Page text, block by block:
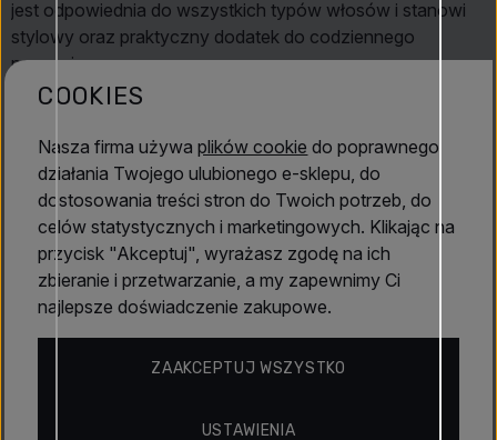
jest odpowiednia do wszystkich typów włosów i stanowi
stylowy oraz praktyczny dodatek do codziennego
noszenia.
Właściwości
Gumka do włosóww designieRodeo Grunge.
Opakowanie zawiera 4 sztuki.
Elastyczny materiał dla wygodnego noszenia.
Pomaga ograniczyć ciągnięcie i łamanie włosów.
Odpowiednia do wszystkich typów włosów.
Kluczowe korzyści
Nie pozostawia wyraźnych odgnieceń na włosach.
Odpowiednia do różnych rodzajów fryzur.
Czytaj więcej
Właściwości
COOKIES
Nasza firma używaplików cookie do poprawnego
działania Twojego ulubionego e-sklepu, do
dostosowania treści stron do Twoich potrzeb, do
celów statystycznych i marketingowych. Klikając na
przycisk "Akceptuj", wyrażasz zgodę na ich
zbieranie i przetwarzanie, a my zapewnimy Ci
najlepsze doświadczenie zakupowe.
USTAWIENIA
ZAAKCEPTUJ WSZYSTKO